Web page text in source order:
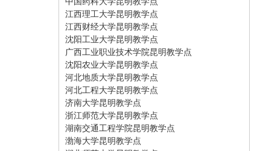
江西理工大学昆明教学点
江西财经大学昆明教学点
沈阳工业大学昆明教学点
广西工业职业技术学院昆明教学点
沈阳农业大学昆明教学点
河北地质大学昆明教学点
河北工程大学昆明教学点
济南大学昆明教学点
浙江师范大学昆明教学点
湖南交通工程学院昆明教学点
渤海大学昆明教学点